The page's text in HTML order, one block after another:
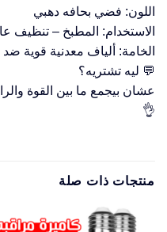
اللون: فضي بحافه دهبي
الاستخدام: المطبخ – تنظيف
الخامة: ألياف معدنية قوية ضد
💬 ليه تشتريه؟
عشان بيجمع ما بين القوة
👌
منتجات ذات صلة